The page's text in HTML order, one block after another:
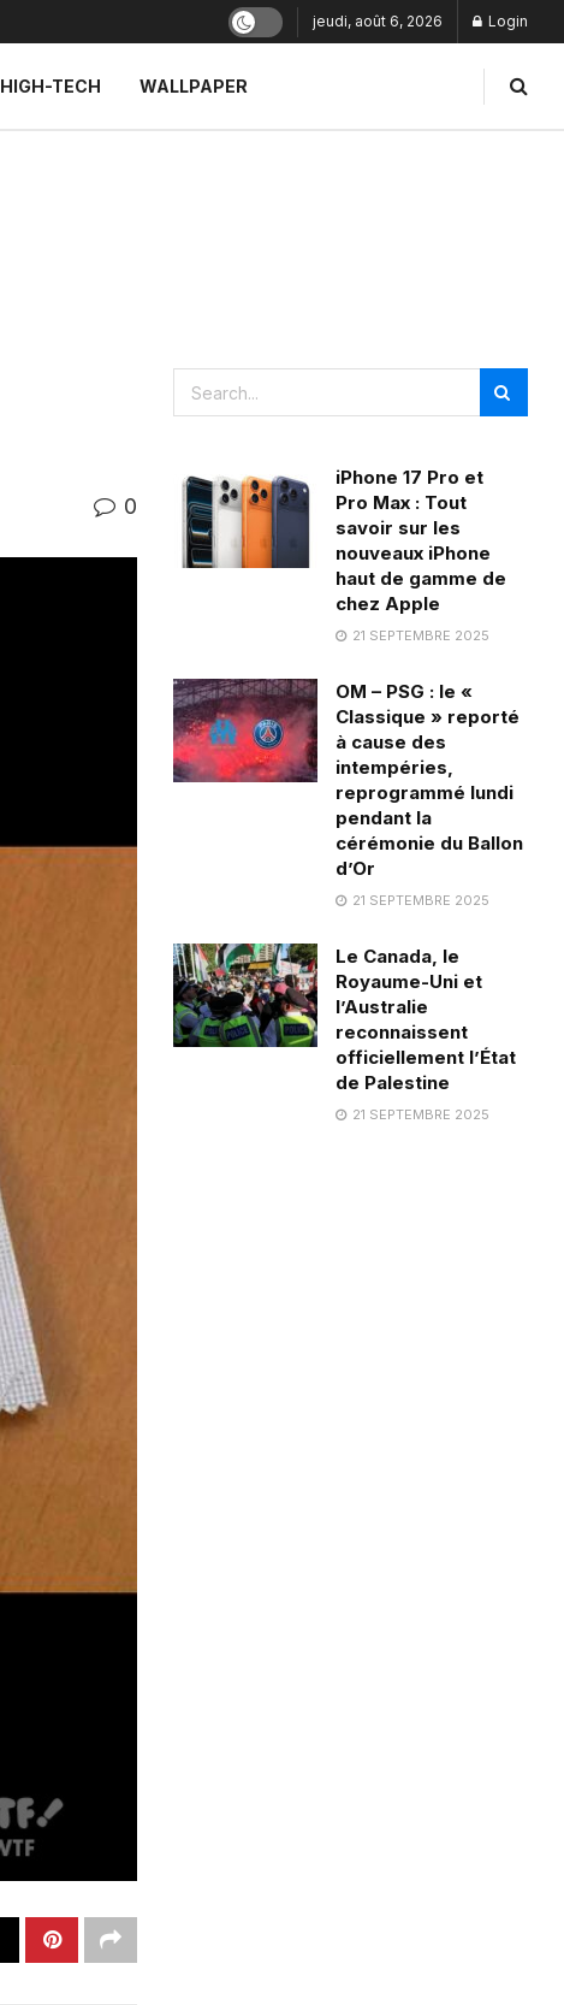
jeudi, août 6, 2026 Login
HIGH-TECH WALLPAPER
0
iPhone 17 Pro et
Pro Max : Tout
savoir sur les
nouveaux iPhone
haut de gamme de
chez Apple
21 SEPTEMBRE 2025
OM – PSG : le «
Classique » reporté
à cause des
intempéries,
reprogrammé lundi
pendant la
cérémonie du Ballon
d’Or
21 SEPTEMBRE 2025
Le Canada, le
Royaume-Uni et
l’Australie
reconnaissent
officiellement l’État
de Palestine
21 SEPTEMBRE 2025